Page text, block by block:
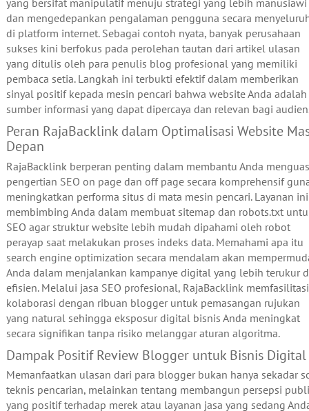
yang bersifat manipulatif menuju strategi yang lebih manusiawi
dan mengedepankan pengalaman pengguna secara
di platform internet. Sebagai contoh nyata, banyak perusahaan
sukses kini berfokus pada perolehan tautan dari artikel ulasan
yang ditulis oleh para penulis blog profesional yang memiliki
pembaca setia. Langkah ini terbukti efektif dalam memberikan
sinyal positif kepada mesin pencari bahwa website Anda adalah
sumber informasi yang dapat dipercaya dan relevan bagi
Peran RajaBacklink dalam Optimalisasi Website
Depan
RajaBacklink berperan penting dalam membantu Anda
pengertian SEO on page dan off page secara komprehensif
meningkatkan performa situs di mata mesin pencari. Layanan ini
membimbing Anda dalam membuat sitemap dan robots.txt
SEO agar struktur website lebih mudah dipahami oleh robot
perayap saat melakukan proses indeks data. Memahami apa itu
search engine optimization secara mendalam akan
Anda dalam menjalankan kampanye digital yang lebih terukur
efisien. Melalui jasa SEO profesional, RajaBacklink memfasilitasi
kolaborasi dengan ribuan blogger untuk pemasangan rujukan
yang natural sehingga eksposur digital bisnis Anda meningkat
secara signifikan tanpa risiko melanggar aturan algoritma.
Dampak Positif Review Blogger untuk Bisnis Digital
Memanfaatkan ulasan dari para blogger bukan hanya sekadar
teknis pencarian, melainkan tentang membangun persepsi
yang positif terhadap merek atau layanan jasa yang sedang